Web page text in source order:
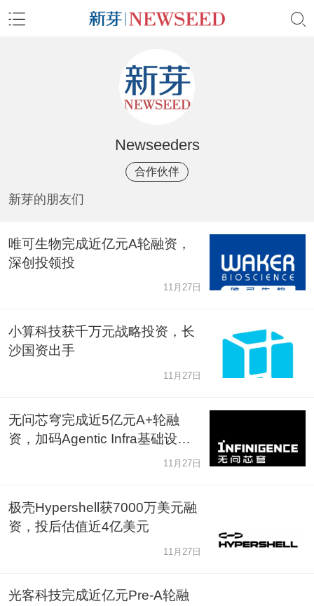
Newseeders
合作伙伴
新芽的朋友们
唯可生物完成近亿元A轮融资，
深创投领投
11月27日
小算科技获千万元战略投资，长
沙国资出手
11月27日
无问芯穹完成近5亿元A+轮融
资，加码Agentic Infra基础设施
11月27日
极壳Hypershell获7000万美元融
资，投后估值近4亿美元
11月27日
光客科技完成近亿元Pre-A轮融